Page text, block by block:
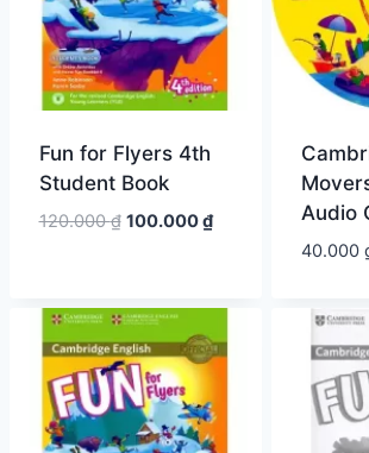
Fun for Flyers 4th
Student Book
120.000₫ Giá
100.000₫Giá
Audio
40.000